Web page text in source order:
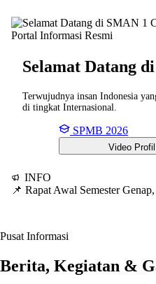
Portal Informasi Resmi
Selamat Datang
Terwujudnya insan Indonesia
di tingkat Internasional.
SPMB 2026
Video
INFO
📌 Rapat Awal Semester
Pusat Informasi
Berita, Kegiatan &